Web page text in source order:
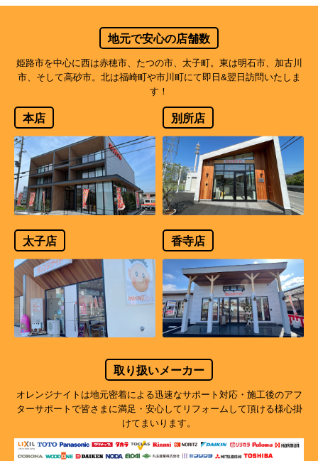
地元で安心の店舗数
姫路市を中心に西は赤穂市、たつの市、太子町。東は明石市、加古川
市、そして高砂市。北は福崎町や市川町にて即日&翌日訪問いたしま
す！
本店 別所店
太子店 香寺店
取り扱いメーカー
オレンジナイトは地元密着による迅速なサポート対応・施工後のアフ
ターサポートで皆さまに満足・安心してリフォームして頂ける様心掛
けてまいります。